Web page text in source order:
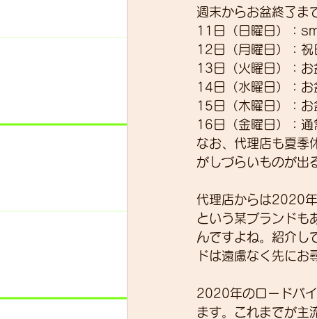
スキルアップ 試乗車
グループライド ウェッ
週末からお盆終了ま
11日（日曜日）：
12日（月曜日）：
13日（火曜日）：お
14日（水曜日）：お
15日（木曜日）：お
16日（金曜日）：通
なお、代理店も夏季
がしづらいものが出
代理店からは2020
という某ブランドも
んですよね。紹介し
ドは遠慮なく先にお
2020年のロードバ
ます。これまでが主